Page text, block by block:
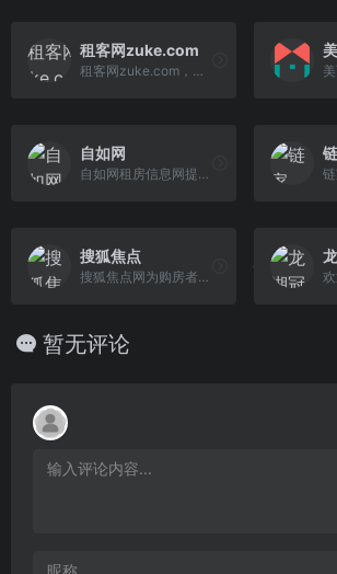
租客网zuke.com
租客网zuke.com，免费为租客提供真实房源租赁信息平台，可发布房屋租赁信息、公寓出租信息、出租信息、求租信息、合租信息，提供房屋托管服务，免费提供房产SAAS系统，通过租客惠为租客提供折扣信息
自如网
自如网租房信息网提供地区的房屋合租信息及月租价格,房屋整租信息及价格,以及公寓出租信息及价格,除此之外还将提供地区的民宿信息供用户参考。
搜狐焦点
搜狐焦点网为购房者提供房产信息、家居装修资讯,房产楼盘详情、买房流程、业主论坛、家居装修等全面内容信息,搜狐焦点网互联网的购房平台。
暂无评论